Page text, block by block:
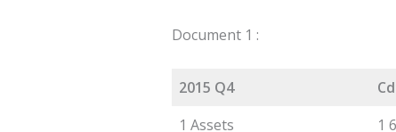
Document 1 :
2015 Q4
1 Assets
1